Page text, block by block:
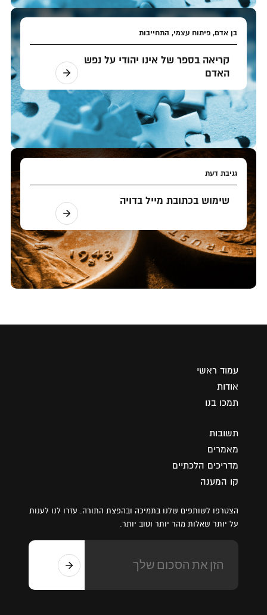
בן אדם, פיתוח עצמי, התחייבות
קריאה בספר של אינו יהודי על נפש
האדם
גניבת דעת
שימוש בכתובת מייל בדויה
עמוד ראשי
אודות
תמכו בנו
תשובות
מאמרים
מדריכים הלכתיים
קו המענה
הצטרפו לשותפים שלנו בתמיכה ובהפצת התורה. עזרו לנו לענות
על יותר שאלות מהר יותר וטוב יותר.